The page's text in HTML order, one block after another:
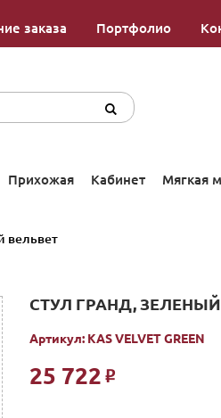
заказа Портфолио
Прихожая Кабинет Мягкая
вельвет
СТУЛ ГРАНД,
Артикул:KAS VELVET GREEN
25 722 Р